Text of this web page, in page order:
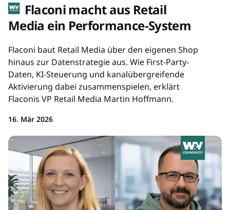
Flaconi macht aus Retail
Media ein Performance-System
Flaconi baut Retail Media über den eigenen Shop
hinaus zur Datenstrategie aus. Wie First-Party-
Daten, KI-Steuerung und kanalübergreifende
Aktivierung dabei zusammenspielen, erklärt
Flaconis VP Retail Media Martin Hoffmann.
16. Mär 2026